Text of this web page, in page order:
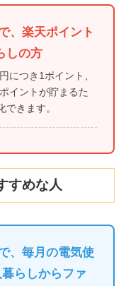
、楽天ポイント
しの方
につき1ポイント、
イントが貯まるた
きます。
すめな人
、毎月の電気使
らしからファ